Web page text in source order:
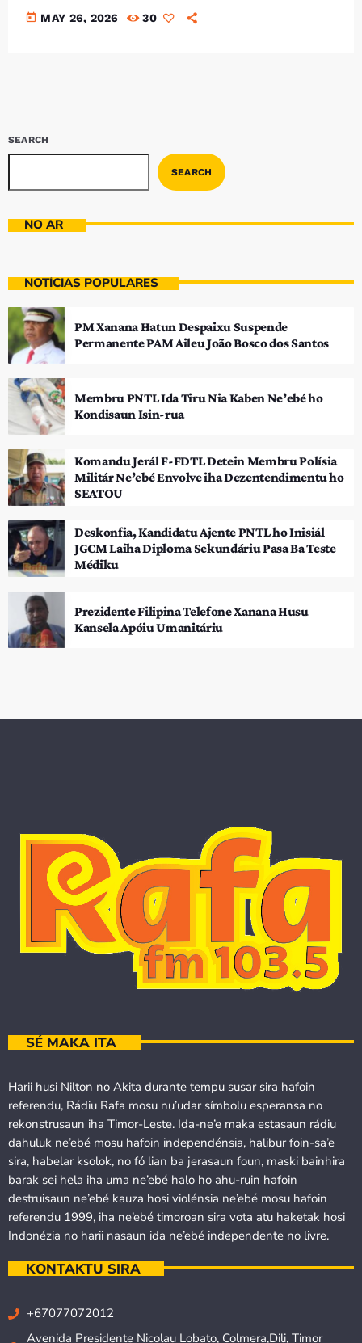
today MAY 26, 2026 30
SEARCH
SEARCH
NO AR
NOTÍCIAS POPULARES
PM Xanana Hatun Despaixu Suspende
Permanente PAM Aileu João Bosco dos Santos
Membru PNTL Ida Tiru Nia Kaben Ne’ebé ho
Kondisaun Isin-rua
Komandu Jerál F-FDTL Detein Membru Polísia
Militár Ne’ebé Envolve iha Dezentendimentu ho
SEATOU
Deskonfia, Kandidatu Ajente PNTL ho Inisiál
JGCM Laiha Diploma Sekundáriu Pasa Ba Teste
Médiku
Prezidente Filipina Telefone Xanana Husu
Kansela Apóiu Umanitáriu
SÉ MAKA ITA
Harii husi Nilton no Akita durante tempu susar sira hafoin
referendu, Rádiu Rafa mosu nu’udar símbolu esperansa no
rekonstrusaun iha Timor-Leste. Ida-ne’e maka estasaun rádiu
dahuluk ne’ebé mosu hafoin independénsia, halibur foin-sa’e
sira, habelar ksolok, no fó lian ba jerasaun foun, maski bainhira
barak sei hela iha uma ne’ebé halo ho ahu-ruin hafoin
destruisaun ne’ebé kauza hosi violénsia ne’ebé mosu hafoin
referendu 1999, iha ne’ebé timoroan sira vota atu haketak hosi
Indonézia no harii nasaun ida ne’ebé independente no livre.
KONTAKTU SIRA
+67077072012
Avenida Presidente Nicolau Lobato, Colmera,Dili, Timor